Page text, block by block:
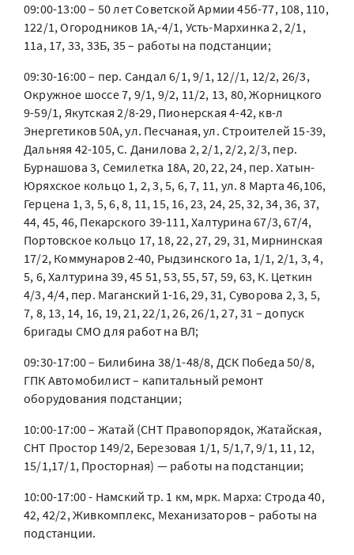
09:00-13:00 – 50 лет Советской Армии 45б-77, 108, 110,
122/1, Огородников 1А,-4/1, Усть-Мархинка 2, 2/1,
11а, 17, 33, 33Б, 35 – работы на подстанции;
09:30-16:00 – пер. Сандал 6/1, 9/1, 12//1, 12/2, 26/3,
Окружное шоссе 7, 9/1, 9/2, 11/2, 13, 80, Жорницкого
9-59/1, Якутская 2/8-29, Пионерская 4-42, кв-л
Энергетиков 50А, ул. Песчаная, ул. Строителей 15-39,
Дальняя 42-105, С. Данилова 2, 2/1, 2/2, 2/3, пер.
Бурнашова 3, Семилетка 18А, 20, 22, 24, пер. Хатын-
Юряхское кольцо 1, 2, 3, 5, 6, 7, 11, ул. 8 Марта 46,106,
Герцена 1, 3, 5, 6, 8, 11, 15, 16, 23, 24, 25, 32, 34, 36, 37,
44, 45, 46, Пекарского 39-111, Халтурина 67/3, 67/4,
Портовское кольцо 17, 18, 22, 27, 29, 31, Мирнинская
17/2, Коммунаров 2-40, Рыдзинского 1а, 1/1, 2/1, 3, 4,
5, 6, Халтурина 39, 45 51, 53, 55, 57, 59, 63, К. Цеткин
4/3, 4/4, пер. Маганский 1-16, 29, 31, Суворова 2, 3, 5,
7, 8, 13, 14, 16, 19, 21, 22/1, 26, 26/1, 27, 31 – допуск
бригады СМО для работ на ВЛ;
09:30-17:00 – Билибина 38/1-48/8, ДСК Победа 50/8,
ГПК Автомобилист – капитальный ремонт
оборудования подстанции;
10:00-17:00 – Жатай (СНТ Правопорядок, Жатайская,
СНТ Простор 149/2, Березовая 1/1, 5/1,7, 9/1, 11, 12,
15/1,17/1, Просторная) — работы на подстанции;
10:00-17:00 - Намский тр. 1 км, мрк. Марха: Строда 40,
42, 42/2, Живкомплекс, Механизаторов – работы на
подстанции.